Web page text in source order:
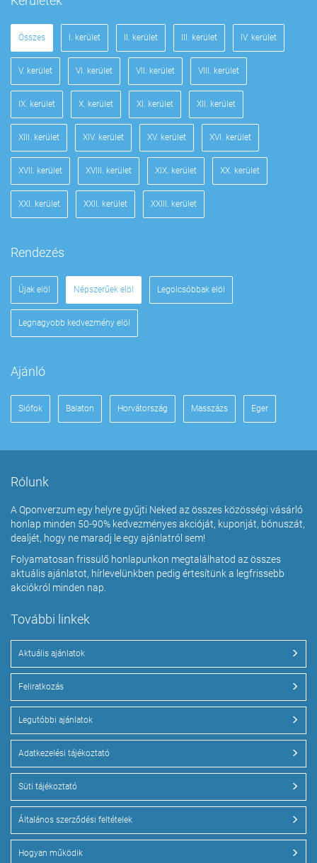
Összes I. kerület II. kerület III. kerület IV. kerület
V. kerület VI. kerület VII. kerület VIII. kerület
IX. kerület X. kerület XI. kerület XII. kerület
XIII. kerület XIV. kerület XV. kerület XVI. kerület
XVII. kerület XVIII. kerület XIX. kerület XX. kerület
XXI. kerület XXII. kerület XXIII. kerület
Rendezés
Újak elöl Népszerűek elöl Legolcsóbbak elöl
Legnagyobb kedvezmény elöl
Ajánló
Siófok Balaton Horvátország Masszázs Eger
Rólunk
A Qponverzum egy helyre gyűjti Neked az összes közösségi vásárló
honlap minden 50-90% kedvezményes akcióját, kuponját, bónuszát,
dealjét, hogy ne maradj le egy ajánlatról sem!
Folyamatosan frissülő honlapunkon megtalálhatod az összes
aktuális ajánlatot, hírlevelünkben pedig értesítünk a legfrissebb
akciókról minden nap.
További linkek
Aktuális ajánlatok
Feliratkozás
Legutóbbi ajánlatok
Adatkezelési tájékoztató
Süti tájékoztató
Általános szerződési feltételek
Hogyan működik